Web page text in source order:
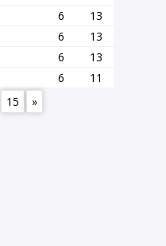
6
13
6
13
6
13
6
11
15 »